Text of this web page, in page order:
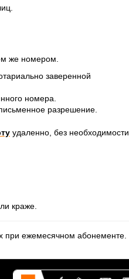
же номером.
заверенной
номера.
разрешение.
удаленно, без необходимости
краже.
при ежемесячном абонементе.